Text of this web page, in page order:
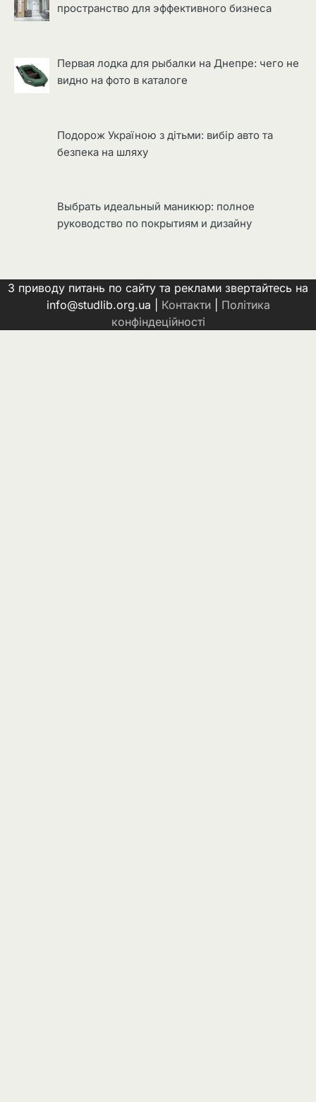
пространство для эффективного бизнеса
Первая лодка для рыбалки на Днепре: чего не
видно на фото в каталоге
Подорож Україною з дітьми: вибір авто та
безпека на шляху
Выбрать идеальный маникюр: полное
руководство по покрытиям и дизайну
З приводу питань по сайту та реклами звертайтесь на
info@studlib.org.ua | Контакти| Політика
конфіндеційності